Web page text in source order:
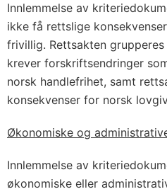
Innlemmelse av
ikke få rettslige
frivillig. Rettsakten
krever forskriftsendringer
norsk handlefrihet, samt
konsekvenser for norsk
Økonomiske og
Innlemmelse av
økonomiske eller